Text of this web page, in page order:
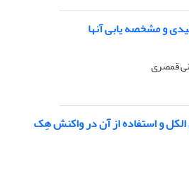
و مشخصه یابی آنها
قمصری
الکل و استفاده از آن در واکنش هِک